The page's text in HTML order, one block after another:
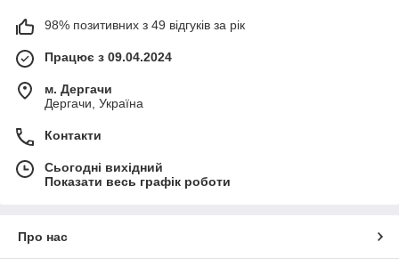
98% позитивних з 49 відгуків за рік
Працює з 09.04.2024
м. Дергачи
Дергачи, Україна
Контакти
Сьогодні вихідний
Показати весь графік роботи
Про нас